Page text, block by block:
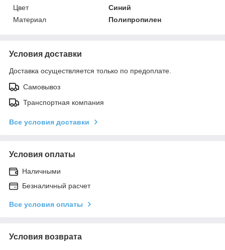
Цвет
Синий
Материал
Полипропилен
Условия доставки
Доставка осуществляется только по предоплате.
Самовывоз
Транспортная компания
Все условия доставки
Условия оплаты
Наличными
Безналичный расчет
Все условия оплаты
Условия возврата